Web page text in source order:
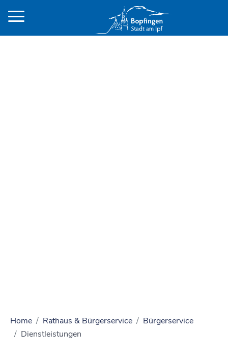
Home Rathaus & Bürgerservice
Bürgerservice
Dienstleistungen